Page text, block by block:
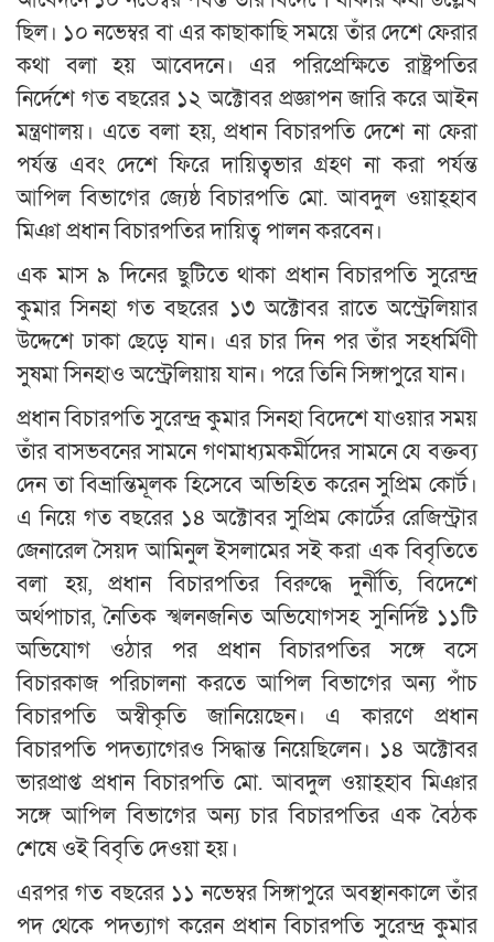
ছিল। ১০ নভেম্বর বা এর কাছাকাছি সময়ে তাঁর দেশে ফেরার
কথা বলা হয় আবেদনে। এর পরিপ্রেক্ষিতে রাষ্ট্রপতির
নির্দেশে গত বছরের ১২ অক্টোবর প্রজ্ঞাপন জারি করে আইন
মন্ত্রণালয়। এতে বলা হয়, প্রধান বিচারপতি দেশে না ফেরা
পর্যন্ত এবং দেশে ফিরে দায়িত্বভার গ্রহণ না করা পর্যন্ত
আপিল বিভাগের জ্যেষ্ঠ বিচারপতি মো. আবদুল ওয়াহ্হাব
মিঞা প্রধান বিচারপতির দায়িত্ব পালন করবেন।
এক মাস ৯ দিনের ছুটিতে থাকা প্রধান বিচারপতি সুরেন্দ্র
কুমার সিনহা গত বছরের ১৩ অক্টোবর রাতে অস্ট্রেলিয়ার
উদ্দেশে ঢাকা ছেড়ে যান। এর চার দিন পর তাঁর সহধর্মিণী
সুষমা সিনহাও অস্ট্রেলিয়ায় যান। পরে তিনি সিঙ্গাপুরে যান।
প্রধান বিচারপতি সুরেন্দ্র কুমার সিনহা বিদেশে যাওয়ার সময়
তাঁর বাসভবনের সামনে গণমাধ্যমকর্মীদের সামনে যে বক্তব্য
দেন তা বিভ্রান্তিমূলক হিসেবে অভিহিত করেন সুপ্রিম কোর্ট।
এ নিয়ে গত বছরের ১৪ অক্টোবর সুপ্রিম কোর্টের রেজিস্ট্রার
জেনারেল সৈয়দ আমিনুল ইসলামের সই করা এক বিবৃতিতে
বলা হয়, প্রধান বিচারপতির বিরুদ্ধে দুর্নীতি, বিদেশে
অর্থপাচার, নৈতিক স্খলনজনিত অভিযোগসহ সুনির্দিষ্ট ১১টি
অভিযোগ ওঠার পর প্রধান বিচারপতির সঙ্গে বসে
বিচারকাজ পরিচালনা করতে আপিল বিভাগের অন্য পাঁচ
বিচারপতি অস্বীকৃতি জানিয়েছেন। এ কারণে প্রধান
বিচারপতি পদত্যাগেরও সিদ্ধান্ত নিয়েছিলেন। ১৪ অক্টোবর
ভারপ্রাপ্ত প্রধান বিচারপতি মো. আবদুল ওয়াহ্হাব মিঞার
সঙ্গে আপিল বিভাগের অন্য চার বিচারপতির এক বৈঠক
শেষে ওই বিবৃতি দেওয়া হয়।
এরপর গত বছরের ১১ নভেম্বর সিঙ্গাপুরে অবস্থানকালে তাঁর
পদ থেকে পদত্যাগ করেন প্রধান বিচারপতি সুরেন্দ্র কুমার